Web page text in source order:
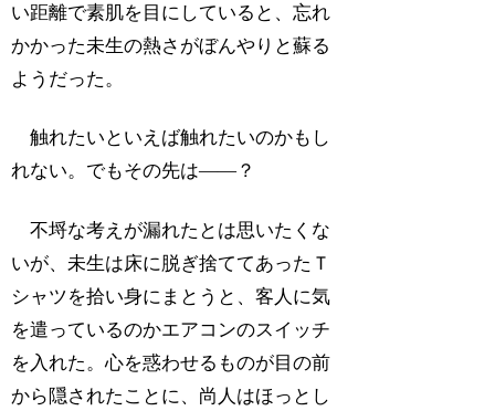
い距離で素肌を目にしていると、忘れ
かかった未生の熱さがぼんやりと蘇る
ようだった。
触れたいといえば触れたいのかもし
れない。でもその先は――？
不埒な考えが漏れたとは思いたくな
いが、未生は床に脱ぎ捨ててあったＴ
シャツを拾い身にまとうと、客人に気
を遣っているのかエアコンのスイッチ
を入れた。心を惑わせるものが目の前
から隠されたことに、尚人はほっとし